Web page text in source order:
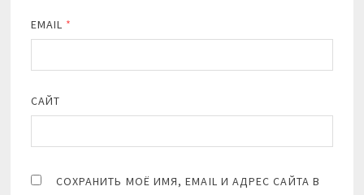
EMAIL *
САЙТ
СОХРАНИТЬ МОЁ ИМЯ, EMAIL И АДРЕС САЙТА В